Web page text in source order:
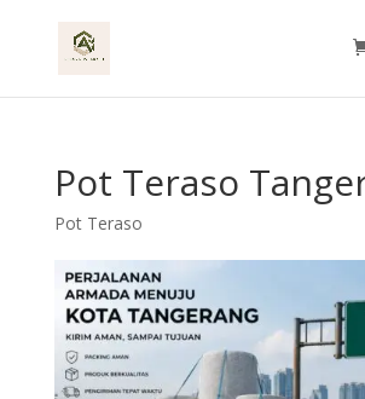
Pot Teraso
Pot Teraso